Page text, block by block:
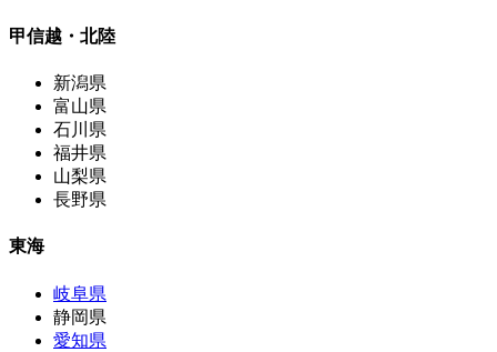
甲信越・北陸
新潟県
富山県
石川県
福井県
山梨県
長野県
東海
岐阜県
静岡県
愛知県